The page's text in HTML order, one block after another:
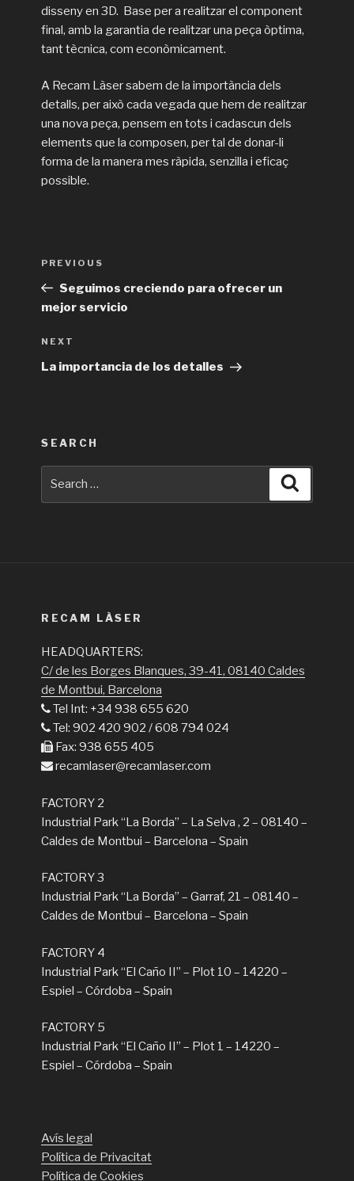
disseny en 3D. Base per a realitzar el component
final, amb la garantia de realitzar una peça òptima,
tant tècnica, com econòmicament.
A Recam Làser sabem de la importància dels
detalls, per això cada vegada que hem de realitzar
una nova peça, pensem en tots i cadascun dels
elements que la composen, per tal de donar-li
forma de la manera mes ràpida, senzilla i eficaç
possible.
Previous
Post
PREVIOUS
Seguimos creciendo para ofrecer un
mejor servicio
Next
Post
NEXT
La importancia de los detalles
SEARCH
RECAM LÀSER
HEADQUARTERS:
C/ de les Borges Blanques, 39-41, 08140 Caldes
de Montbui, Barcelona
Tel Int: +34 938 655 620
Tel: 902 420 902 / 608 794 024
Fax: 938 655 405
recamlaser@recamlaser.com
FACTORY 2
Industrial Park “La Borda” – La Selva , 2 – 08140 –
Caldes de Montbui – Barcelona – Spain
FACTORY 3
Industrial Park “La Borda” – Garraf, 21 – 08140 –
Caldes de Montbui – Barcelona – Spain
FACTORY 4
Industrial Park “El Caño II” – Plot 10 – 14220 –
Espiel – Córdoba – Spain
FACTORY 5
Industrial Park “El Caño II” – Plot 1 – 14220 –
Espiel – Córdoba – Spain
Avís legal
Política de Privacitat
Política de Cookies